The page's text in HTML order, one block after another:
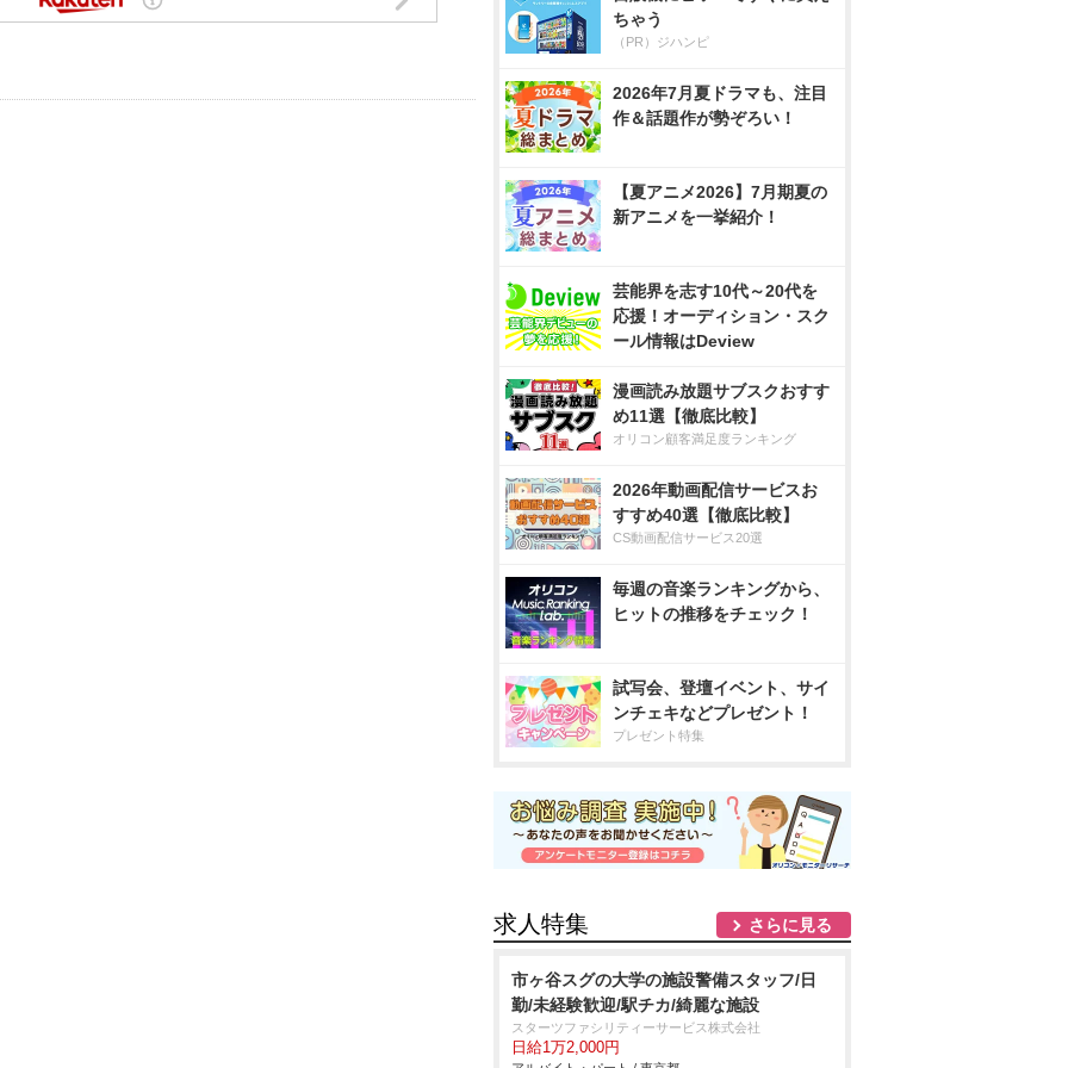
ちゃう
（PR）ジハンピ
2026年7月夏ドラマも、注目
作＆話題作が勢ぞろい！
【夏アニメ2026】7月期夏の
新アニメを一挙紹介！
芸能界を志す10代～20代を
応援！オーディション・スク
ール情報はDeview
漫画読み放題サブスクおすす
め11選【徹底比較】
オリコン顧客満足度ランキング
2026年動画配信サービスお
すすめ40選【徹底比較】
CS動画配信サービス20選
毎週の音楽ランキングから、
ヒットの推移をチェック！
試写会、登壇イベント、サイ
ンチェキなどプレゼント！
プレゼント特集
求人特集 さらに見る
市ヶ谷スグの大学の施設警備スタッフ/日
勤/未経験歓迎/駅チカ/綺麗な施設
スターツファシリティーサービス株式会社
日給1万2,000円